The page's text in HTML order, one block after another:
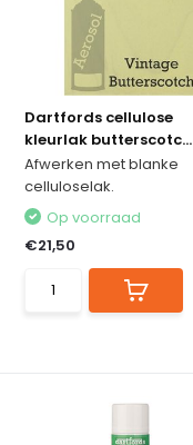
Dartfords cellulose
kleurlak butterscotc...
Afwerken met blanke
celluloselak.
Op voorraad
€21,50